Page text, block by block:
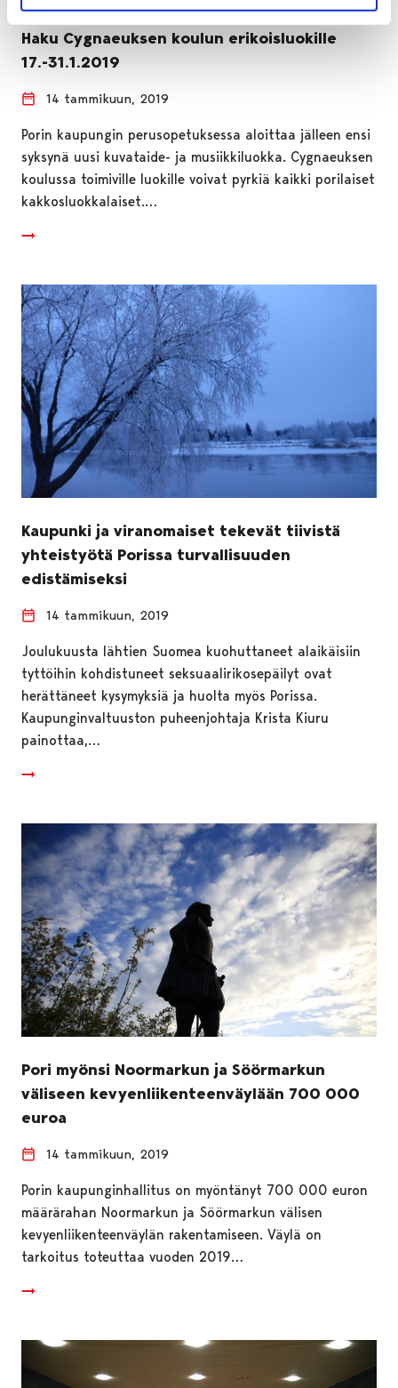
Haku Cygnaeuksen koulun erikoisluokille
17.-31.1.2019
14 tammikuun, 2019
Porin kaupungin perusopetuksessa aloittaa jälleen ensi
syksynä uusi kuvataide- ja musiikkiluokka. Cygnaeuksen
koulussa toimiville luokille voivat pyrkiä kaikki porilaiset
kakkosluokkalaiset.…
Kaupunki ja viranomaiset tekevät tiivistä
yhteistyötä Porissa turvallisuuden
edistämiseksi
14 tammikuun, 2019
Joulukuusta lähtien Suomea kuohuttaneet alaikäisiin
tyttöihin kohdistuneet seksuaalirikosepäilyt ovat
herättäneet kysymyksiä ja huolta myös Porissa.
Kaupunginvaltuuston puheenjohtaja Krista Kiuru
painottaa,…
Pori myönsi Noormarkun ja Söörmarkun
väliseen kevyenliikenteenväylään 700 000
euroa
14 tammikuun, 2019
Porin kaupunginhallitus on myöntänyt 700 000 euron
määrärahan Noormarkun ja Söörmarkun välisen
kevyenliikenteenväylän rakentamiseen. Väylä on
tarkoitus toteuttaa vuoden 2019…